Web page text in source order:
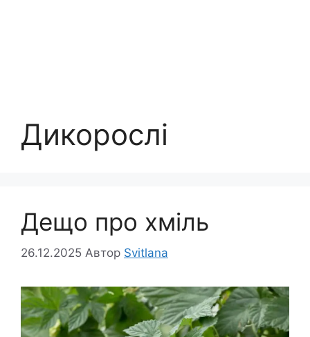
Дикорослі
Дещо про хміль
26.12.2025 Автор Svitlana